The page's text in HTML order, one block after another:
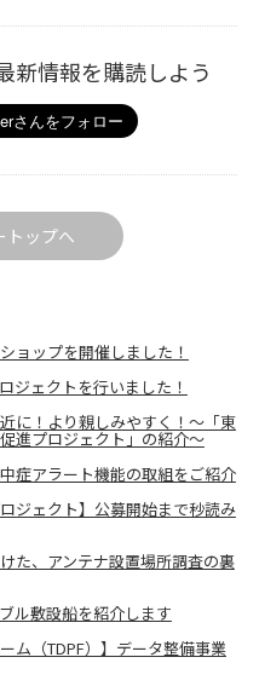
新情報を購読しよう
トップへ
ョップを開催しました！
ジェクトを行いました！
に！より親しみやすく！～「東
進プロジェクト」の紹介～
症アラート機能の取組をご紹介
ジェクト】公募開始まで秒読み
た、アンテナ設置場所調査の裏
ル敷設船を紹介します
ム（TDPF）】データ整備事業